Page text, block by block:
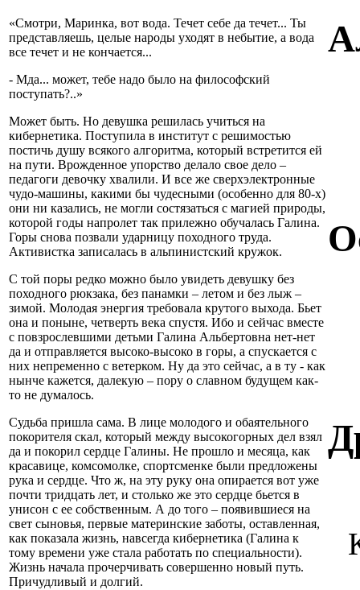
«Смотри, Маринка, вот вода. Течет себе да течет... Ты
представляешь, целые народы уходят в небытие, а вода
все течет и не кончается...
- Мда... может, тебе надо было на философский
поступать?..»
Может быть. Но девушка решилась учиться на
кибернетика. Поступила в институт с решимостью
постичь душу всякого алгоритма, который встретится ей
на пути. Врожденное упорство делало свое дело –
педагоги девочку хвалили. И все же сверхэлектронные
чудо-машины, какими бы чудесными (особенно для 80-х)
они ни казались, не могли состязаться с магией природы,
которой годы напролет так прилежно обучалась Галина.
Горы снова позвали ударницу походного труда.
Активистка записалась в альпинистский кружок.
С той поры редко можно было увидеть девушку без
походного рюкзака, без панамки – летом и без лыж –
зимой. Молодая энергия требовала крутого выхода. Бьет
она и поныне, четверть века спустя. Ибо и сейчас вместе
с повзрослевшими детьми Галина Альбертовна нет-нет
да и отправляется высоко-высоко в горы, а спускается с
них непременно с ветерком. Ну да это сейчас, а в ту - как
нынче кажется, далекую – пору о славном будущем как-
то не думалось.
Судьба пришла сама. В лице молодого и обаятельного
покорителя скал, который между высокогорных дел взял
да и покорил сердце Галины. Не прошло и месяца, как
красавице, комсомолке, спортсменке были предложены
рука и сердце. Что ж, на эту руку она опирается вот уже
почти тридцать лет, и столько же это сердце бьется в
унисон с ее собственным. А до того – появившиеся на
свет сыновья, первые материнские заботы, оставленная,
как показала жизнь, навсегда кибернетика (Галина к
тому времени уже стала работать по специальности).
Жизнь начала прочерчивать совершенно новый путь.
Причудливый и долгий.